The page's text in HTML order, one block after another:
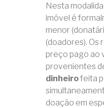
Nesta
imóvel é
menor
(doadores). Os
preço pago ao
provenientes
dinheirofeita
doação em